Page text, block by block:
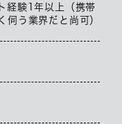
経験1年以上（携帯
伺う業界だと尚可）